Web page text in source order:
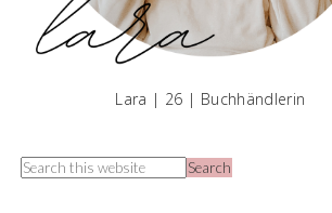
Lara | 26 | Buchhändlerin